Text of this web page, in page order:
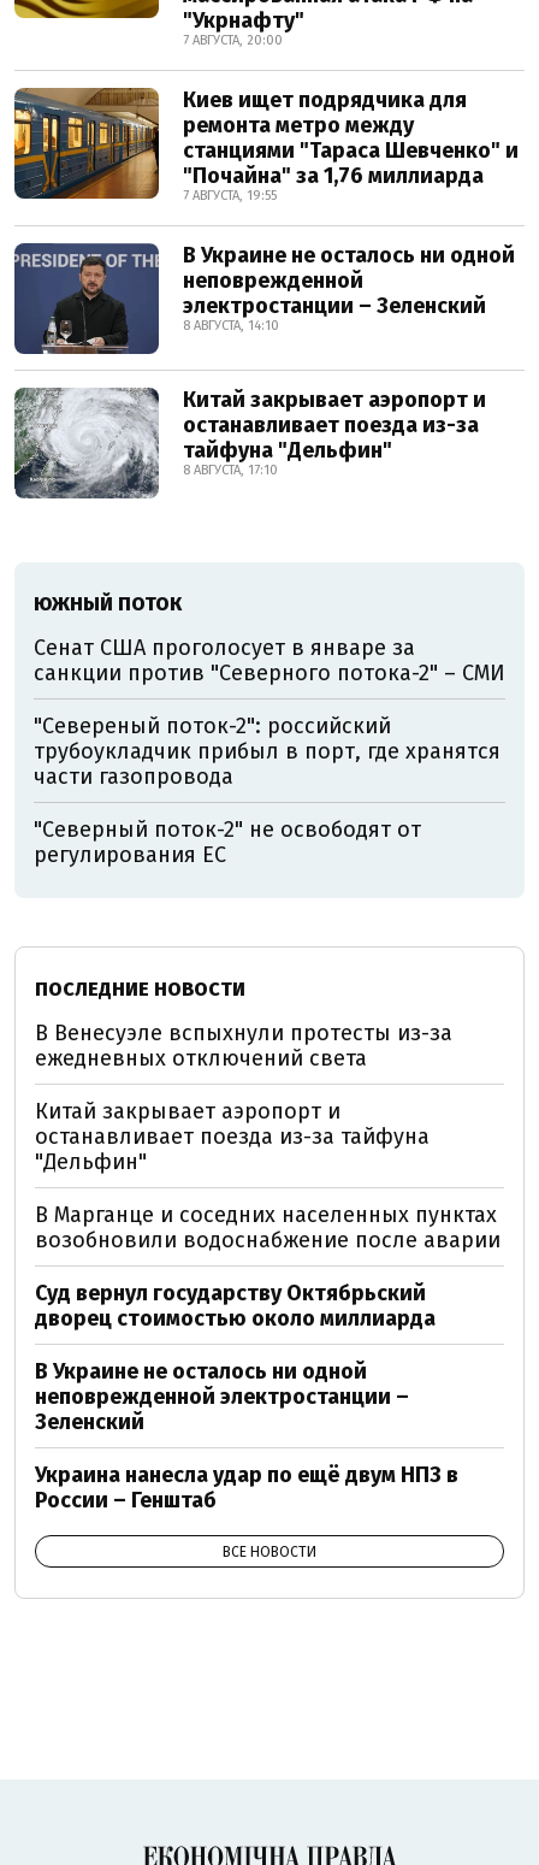
"Укрнафту"
7 АВГУСТА, 20:00
Киев ищет подрядчика для
ремонта метро между
станциями "Тараса Шевченко" и
"Почайна" за 1,76 миллиарда
7 АВГУСТА, 19:55
В Украине не осталось ни одной
неповрежденной
электростанции – Зеленский
8 АВГУСТА, 14:10
Китай закрывает аэропорт и
останавливает поезда из-за
тайфуна "Дельфин"
8 АВГУСТА, 17:10
ЮЖНЫЙ ПОТОК
Сенат США проголосует в январе за
санкции против "Северного потока-2" – СМИ
"Севереный поток-2": российский
трубоукладчик прибыл в порт, где хранятся
части газопровода
"Северный поток-2" не освободят от
регулирования ЕС
ПОСЛЕДНИЕ НОВОСТИ
В Венесуэле вспыхнули протесты из-за
ежедневных отключений света
Китай закрывает аэропорт и
останавливает поезда из-за тайфуна
"Дельфин"
В Марганце и соседних населенных пунктах
возобновили водоснабжение после аварии
Суд вернул государству Октябрьский
дворец стоимостью около миллиарда
В Украине не осталось ни одной
неповрежденной электростанции –
Зеленский
Украина нанесла удар по ещё двум НПЗ в
России – Генштаб
ВСЕ НОВОСТИ